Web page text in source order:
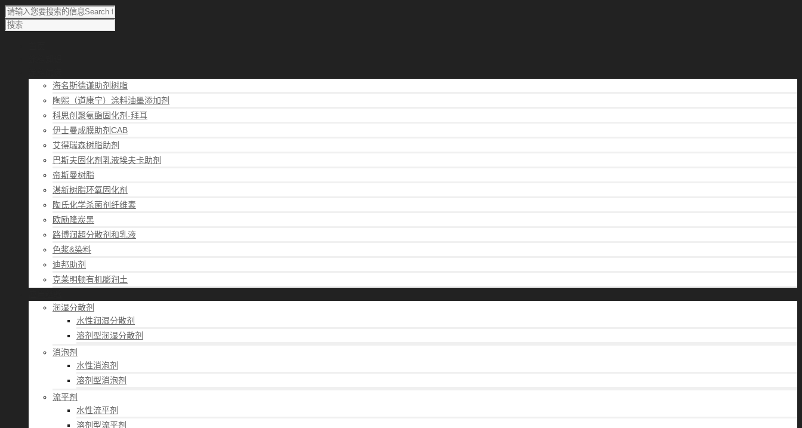
海名斯德谦助剂树脂
陶熙（道康宁）涂料油墨添加剂
科思创聚氨酯固化剂-拜耳
伊士曼成膜助剂CAB
艾得瑞森树脂助剂
巴斯夫固化剂乳液埃夫卡助剂
帝斯曼树脂
湛新树脂环氧固化剂
陶氏化学杀菌剂纤维素
欧励隆炭黑
路博润超分散剂和乳液
色浆&染料
迪邦助剂
克莱明顿有机膨润土
润湿分散剂
水性润湿分散剂
溶剂型润湿分散剂
消泡剂
水性消泡剂
溶剂型消泡剂
流平剂
水性流平剂
溶剂型流平剂